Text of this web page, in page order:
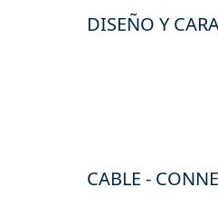
DISEÑO Y
CABLE -